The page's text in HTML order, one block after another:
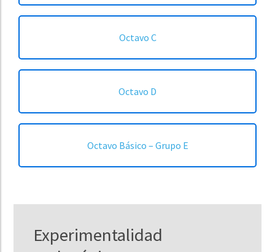
Octavo C
Octavo D
Octavo Básico – Grupo E
Experimentalidad